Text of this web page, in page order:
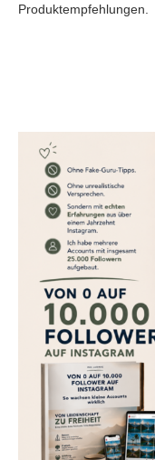
Produktempfehlungen.